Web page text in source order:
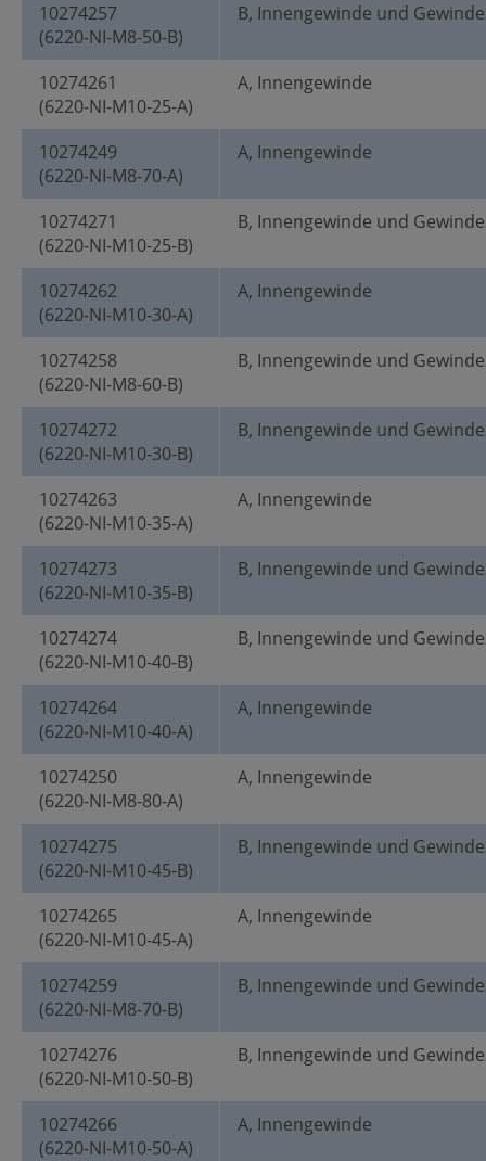
10274257
(6220-NI-M8-50-B)
B, Innengewinde und
10274261
(6220-NI-M10-25-A)
A, Innengewinde
10274249
(6220-NI-M8-70-A)
A, Innengewinde
10274271
(6220-NI-M10-25-B)
B, Innengewinde und
10274262
(6220-NI-M10-30-A)
A, Innengewinde
10274258
(6220-NI-M8-60-B)
B, Innengewinde und
10274272
(6220-NI-M10-30-B)
B, Innengewinde und
10274263
(6220-NI-M10-35-A)
A, Innengewinde
10274273
(6220-NI-M10-35-B)
B, Innengewinde und
10274274
(6220-NI-M10-40-B)
B, Innengewinde und
10274264
(6220-NI-M10-40-A)
A, Innengewinde
10274250
(6220-NI-M8-80-A)
A, Innengewinde
10274275
(6220-NI-M10-45-B)
B, Innengewinde und
10274265
(6220-NI-M10-45-A)
A, Innengewinde
10274259
(6220-NI-M8-70-B)
B, Innengewinde und
10274276
(6220-NI-M10-50-B)
B, Innengewinde und
10274266
(6220-NI-M10-50-A)
A, Innengewinde